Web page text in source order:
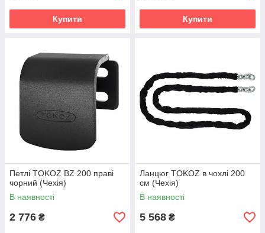
Купити Купити
Петлі TOKOZ BZ 200 праві
чорний (Чехія)
В наявності
2 776 ₴
Ланцюг TOKOZ в чохлі 200
см (Чехія)
В наявності
5 568 ₴